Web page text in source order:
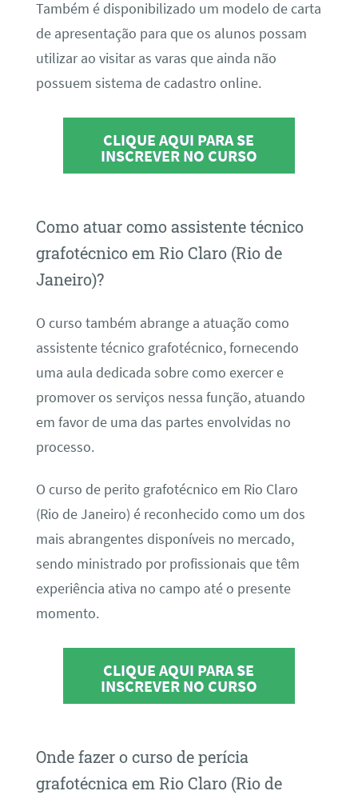
Também é disponibilizado um modelo de carta
de apresentação para que os alunos possam
utilizar ao visitar as varas que ainda não
possuem sistema de cadastro online.
CLIQUE AQUI PARA SE
INSCREVER NO CURSO
Como atuar como assistente técnico
grafotécnico em Rio Claro (Rio de
Janeiro)?
O curso também abrange a atuação como
assistente técnico grafotécnico, fornecendo
uma aula dedicada sobre como exercer e
promover os serviços nessa função, atuando
em favor de uma das partes envolvidas no
processo.
O curso de perito grafotécnico em Rio Claro
(Rio de Janeiro) é reconhecido como um dos
mais abrangentes disponíveis no mercado,
sendo ministrado por profissionais que têm
experiência ativa no campo até o presente
momento.
CLIQUE AQUI PARA SE
INSCREVER NO CURSO
Onde fazer o curso de perícia
grafotécnica em Rio Claro (Rio de